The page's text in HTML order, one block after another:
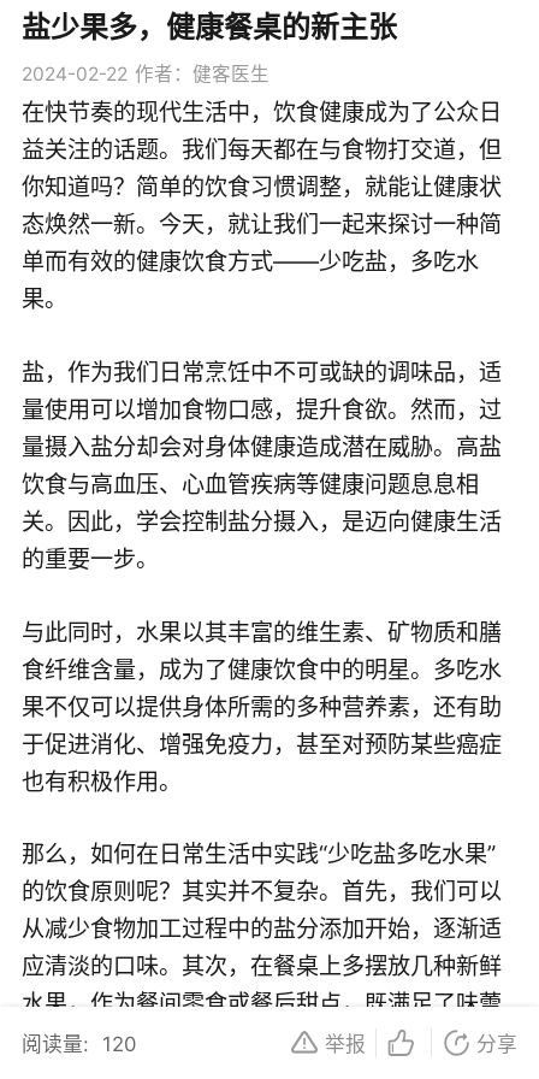
盐少果多，健康餐桌的新主张
2024-02-22 作者：健客医生
在快节奏的现代生活中，饮食健康成为了公众日
益关注的话题。我们每天都在与食物打交道，但
你知道吗？简单的饮食习惯调整，就能让健康状
态焕然一新。今天，就让我们一起来探讨一种简
单而有效的健康饮食方式——少吃盐，多吃水
果。
盐，作为我们日常烹饪中不可或缺的调味品，适
量使用可以增加食物口感，提升食欲。然而，过
量摄入盐分却会对身体健康造成潜在威胁。高盐
饮食与高血压、心血管疾病等健康问题息息相
关。因此，学会控制盐分摄入，是迈向健康生活
的重要一步。
与此同时，水果以其丰富的维生素、矿物质和膳
食纤维含量，成为了健康饮食中的明星。多吃水
果不仅可以提供身体所需的多种营养素，还有助
于促进消化、增强免疫力，甚至对预防某些癌症
也有积极作用。
那么，如何在日常生活中实践“少吃盐多吃水果”
的饮食原则呢？其实并不复杂。首先，我们可以
从减少食物加工过程中的盐分添加开始，逐渐适
应清淡的口味。其次，在餐桌上多摆放几种新鲜
水果，作为餐间零食或餐后甜点，既满足了味蕾
的需求，又增加了营养摄入。
阅读量: 120 举报 分享